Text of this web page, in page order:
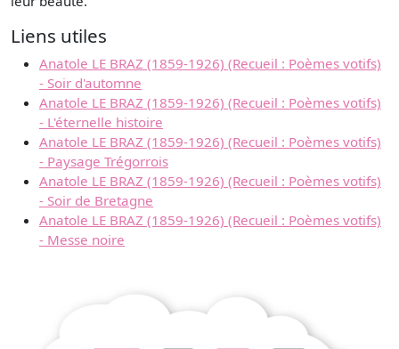
Liens utiles
Anatole LE BRAZ (1859-1926) (Recueil : Poèmes votifs)
- Soir d'automne
Anatole LE BRAZ (1859-1926) (Recueil : Poèmes votifs)
- L'éternelle histoire
Anatole LE BRAZ (1859-1926) (Recueil : Poèmes votifs)
- Paysage Trégorrois
Anatole LE BRAZ (1859-1926) (Recueil : Poèmes votifs)
- Soir de Bretagne
Anatole LE BRAZ (1859-1926) (Recueil : Poèmes votifs)
- Messe noire